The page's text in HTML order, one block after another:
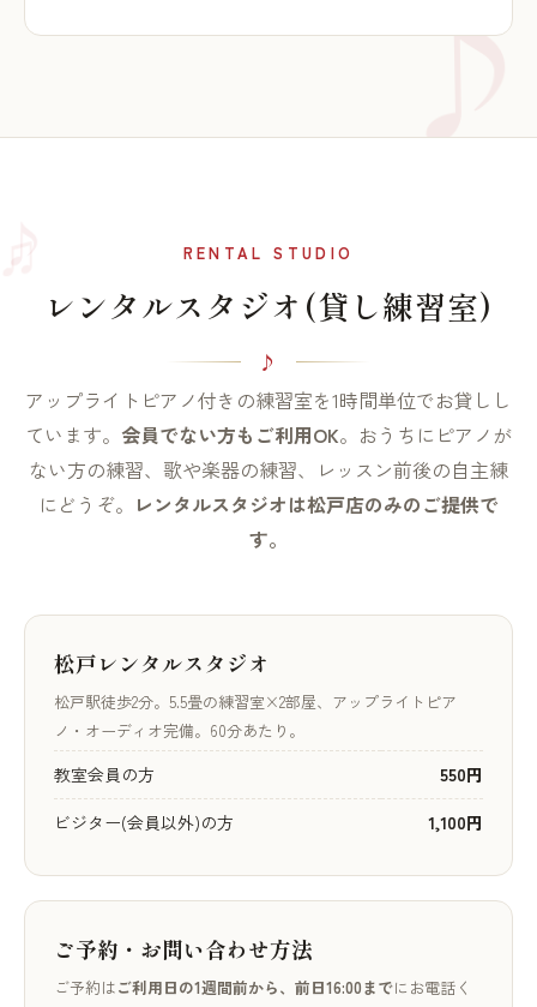
RENTAL STUDIO
レンタルスタジオ(貸し練習室)
アップライトピアノ付きの練習室を1時間単位でお貸しし
ています。 会員でない方もご利用OK。おうちにピアノが
ない方の練習、歌や楽器の練習、レッスン前後の自主練
にどうぞ。 レンタルスタジオは松戸店のみのご提供で
す。
松戸レンタルスタジオ
松戸駅徒歩2分。5.5畳の練習室×2部屋、アップライトピア
ノ・オーディオ完備。60分あたり。
教室会員の方
550円
ビジター(会員以外)の方
1,100円
ご予約・お問い合わせ方法
ご予約はご利用日の1週間前から、前日16:00までにお電話く